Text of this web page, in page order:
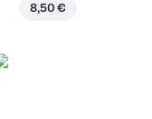
8,50 €